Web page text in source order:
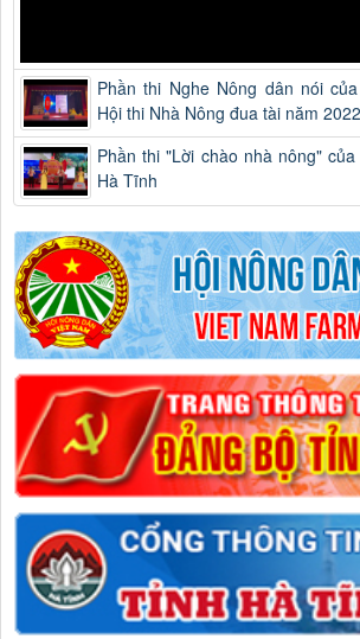
Phần thi Nghe Nông dân nói
Hội thi Nhà Nông đua tài năm
Phần thi "Lời chào nhà nông"
Hà Tĩnh